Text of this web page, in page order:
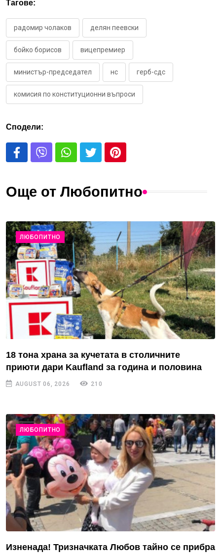
Тагове:
радомир чолаков делян пеевски
бойко борисов вицепремиер
министър-председател нс герб-сдс
комисия по конституционни въпроси
Сподели:
Още от Любопитно
ЛЮБОПИТНО
18 тона храна за кучетата в столичните
приюти дари Kaufland за година и половина
AUGUST 06, 2026 210
ЛЮБОПИТНО
Изненада! Тризначката Любов тайно се прибра